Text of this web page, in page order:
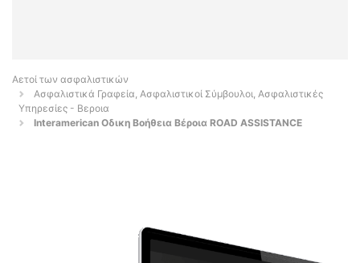
Αετοί των ασφαλιστικών
Ασφαλιστικά Γραφεία, Ασφαλιστικοί Σύμβουλοι, Ασφαλιστικές
Υπηρεσίες - Βεροια
Interamerican Οδικη Βοήθεια Βέροια ROAD ASSISTANCE